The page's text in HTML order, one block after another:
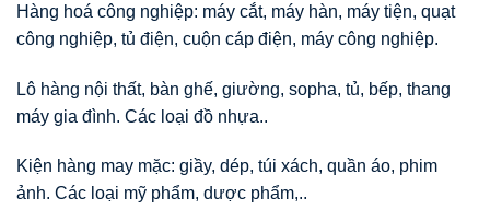
Hàng hoá công nghiệp: máy cắt, máy hàn, máy tiện, quạt
công nghiệp, tủ điện, cuộn cáp điện, máy công nghiệp.
Lô hàng nội thất, bàn ghế, giường, sopha, tủ, bếp, thang
máy gia đình. Các loại đồ nhựa..
Kiện hàng may mặc: giầy, dép, túi xách, quần áo, phim
ảnh. Các loại mỹ phẩm, dược phẩm,..